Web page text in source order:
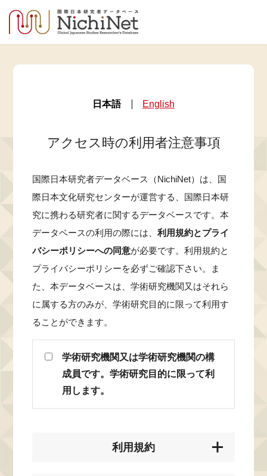
日本語 English
アクセス時の利用者注意事項
国際日本研究者データベース（NichiNet）は、国
際日本文化研究センターが運営する、国際日本研
究に携わる研究者に関するデータベースです。本
データベースの利用の際には、利用規約とプライ
バシーポリシーへの同意が必要です。利用規約と
プライバシーポリシーを必ずご確認下さい。ま
た、本データベースは、学術研究機関又はそれら
に属する方のみが、学術研究目的に限って利用す
ることができます。
学術研究機関又は学術研究機関の構
成員です。学術研究目的に限って利
用します。
利用規約